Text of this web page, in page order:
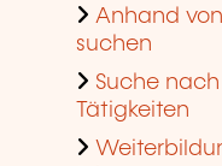
Anhand
suchen
Suche
Tätigkeiten